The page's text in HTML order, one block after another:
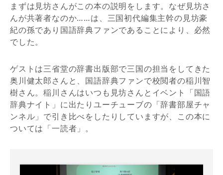
まずは見坊さんがこの本の説明をします。なぜ見坊さ
んが共著者なのか……は、三国初代編集主幹の見坊豪
紀の孫であり国語辞典ファンであることにより、必然
でした。
ゲストは三省堂の辞書出版部で三国の担当をしてきた
奥川健太郎さんと、国語辞典ファンで校閲者の稲川智
樹さん。稲川さんはいつも見坊さんとイベント「国語
辞典ナイト」に出たりユーチューブの「辞書部屋チャ
ンネル」で引き比べをしたりしていますが、この本に
ついては「一読者」。